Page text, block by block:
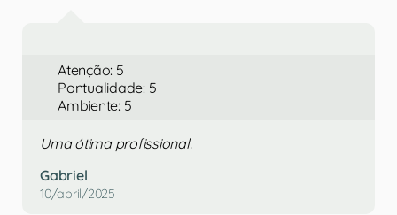
Atenção: 5
Pontualidade: 5
Ambiente: 5
Uma ótima profissional.
Gabriel
10/abril/2025